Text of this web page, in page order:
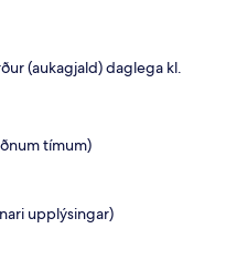
(aukagjald) daglega kl.
tímum)
upplýsingar)